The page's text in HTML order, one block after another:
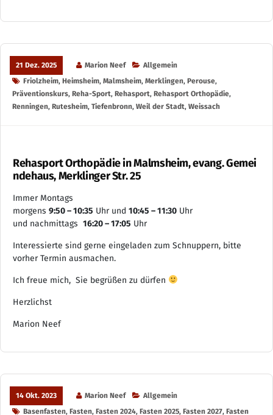
21 Dez. 2025 Marion Neef
Allgemein
Friolzheim, Heimsheim, Malmsheim, Merklingen, Perouse,
Präventionskurs, Reha-Sport, Rehasport, Rehasport Orthopädie,
Renningen, Rutesheim, Tiefenbronn, Weil der Stadt, Weissach
Rehasport Orthopädie in Malmsheim, evang. Gemei
ndehaus, Merklinger Str. 25
Immer Montags
morgens 9:50 – 10:35 Uhr und 10:45 – 11:30 Uhr
und nachmittags 16:20 – 17:05 Uhr
Interessierte sind gerne eingeladen zum Schnuppern, bitte
vorher Termin ausmachen.
Ich freue mich, Sie begrüßen zu dürfen
Herzlichst
Marion Neef
14 Okt. 2023 Marion Neef
Allgemein
Basenfasten, Fasten, Fasten 2024, Fasten 2025, Fasten 2027, Fasten